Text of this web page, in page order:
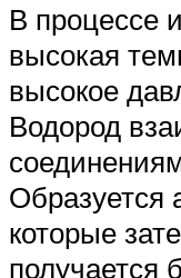
В процессе
высокая
высокое
Водород
Образуется
которые
получается